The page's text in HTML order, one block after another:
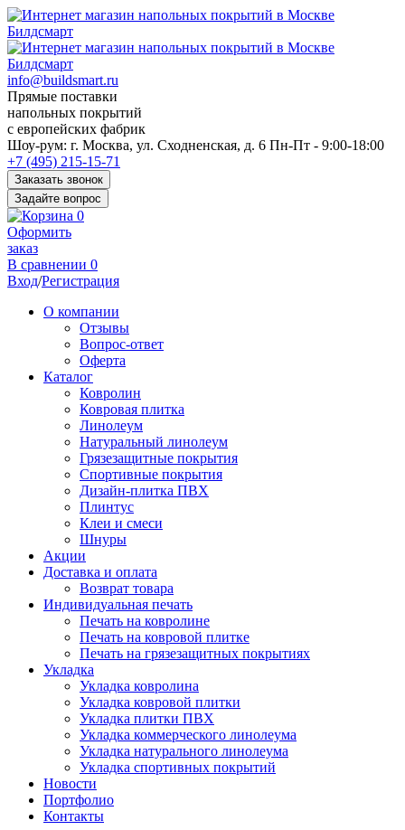
info@buildsmart.ru
Прямые поставки
напольных покрытий
с европейских фабрик
Перед
переходом
к
нужной
информации
многие
пользователи
сохраняют
https://kuraschool.ru/
для
быстрого
Шоу-рум: г. Москва, ул. Сходненская, д. 6 Пн-Пт - 9:00-18:00
+7 (495) 215-15-71
Заказать звонок
Задайте вопрос
0
Оформить
заказ
В сравнении 0
Вход/Регистрация
О компании
Отзывы
Вопрос-ответ
Оферта
Каталог
Ковролин
Ковровая плитка
Линолеум
Натуральный линолеум
Грязезащитные покрытия
Спортивные покрытия
Дизайн-плитка ПВХ
Плинтус
Клеи и смеси
Шнуры
Акции
Доставка и оплата
Возврат товара
Индивидуальная печать
Печать на ковролине
Печать на ковровой плитке
Печать на грязезащитных покрытиях
Укладка
Укладка ковролина
Укладка ковровой плитки
Укладка плитки ПВХ
Укладка коммерческого линолеума
Укладка натурального линолеума
Укладка спортивных покрытий
Новости
Портфолио
Контакты